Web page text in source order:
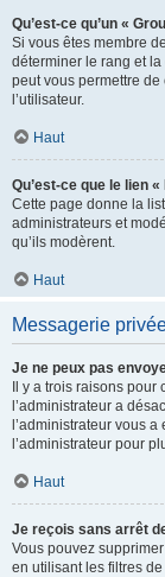
Qu’est-ce qu’un «
Si vous êtes membre
déterminer le rang et
peut vous permettre
l’utilisateur.
Haut
Qu’est-ce que le lien
Cette page donne la
administrateurs et
qu’ils modèrent.
Haut
Messagerie
Je ne peux pas
Il y a trois raisons
l’administrateur a
l’administrateur vous
l’administrateur pour
Haut
Je reçois sans arrêt
Vous pouvez
en utilisant les filtres